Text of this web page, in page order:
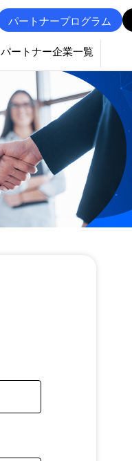
パートナープログラム
パートナー企業一覧